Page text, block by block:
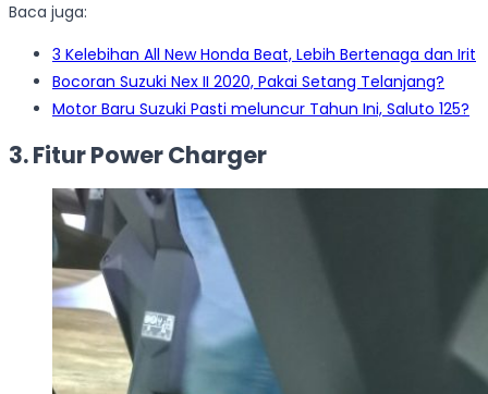
Baca juga:
3 Kelebihan All New Honda Beat, Lebih Bertenaga dan Irit
Bocoran Suzuki Nex II 2020, Pakai Setang Telanjang?
Motor Baru Suzuki Pasti meluncur Tahun Ini, Saluto 125?
3. Fitur Power Charger